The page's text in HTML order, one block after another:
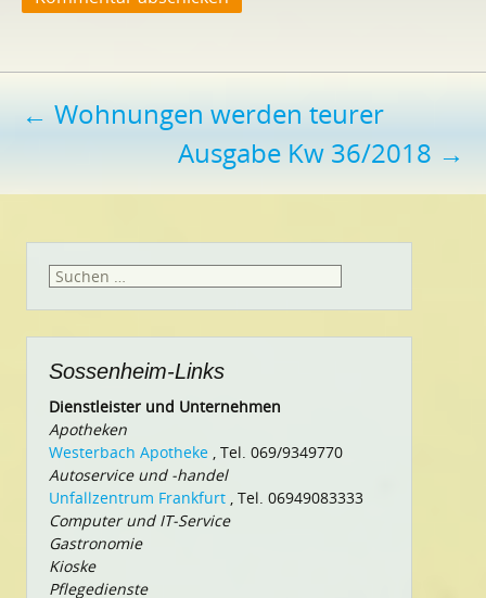
Beitragsnavigation
← Wohnungen werden teurer
Ausgabe Kw 36/2018 →
Suchen
Sossenheim-Links
Dienstleister und Unternehmen
Apotheken
Westerbach Apotheke , Tel. 069/9349770
Autoservice und -handel
Unfallzentrum Frankfurt , Tel. 06949083333
Computer und IT-Service
Gastronomie
Kioske
Pflegedienste